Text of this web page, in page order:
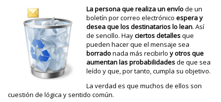
La persona que realiza un envíode un
boletín por correo electrónico espera y
desea que los destinatarios lo lean. Así
de sencillo. Hayciertos detallesque
pueden hacer que el mensaje sea
borradonada más recibirlo y otros que
aumentan las probabilidadesde que sea
leído y que, por tanto, cumpla su objetivo.
La verdad es que muchos de ellos son
cuestión de lógica y sentido común.